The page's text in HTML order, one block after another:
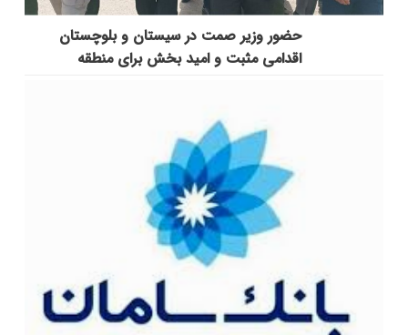
حضور وزیر صمت در سیستان و بلوچستان
اقدامی مثبت و امید بخش برای منطقه